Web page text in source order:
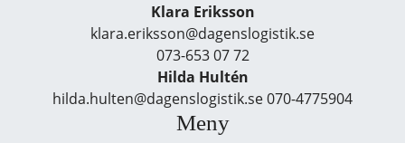
Klara Eriksson
klara.eriksson@dagenslogistik.se
073-653 07 72
Hilda Hultén
hilda.hulten@dagenslogistik.se 070-4775904
Meny